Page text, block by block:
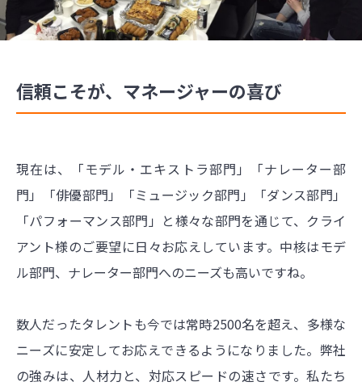
信頼こそが、マネージャーの喜び
現在は、「モデル・エキストラ部門」「ナレーター部
門」「俳優部門」「ミュージック部門」「ダンス部門」
「パフォーマンス部門」と様々な部門を通じて、クライ
アント様のご要望に日々お応えしています。中核はモデ
ル部門、ナレーター部門へのニーズも高いですね。
数人だったタレントも今では常時2500名を超え、多様な
ニーズに安定してお応えできるようになりました。弊社
の強みは、人材力と、対応スピードの速さです。私たち